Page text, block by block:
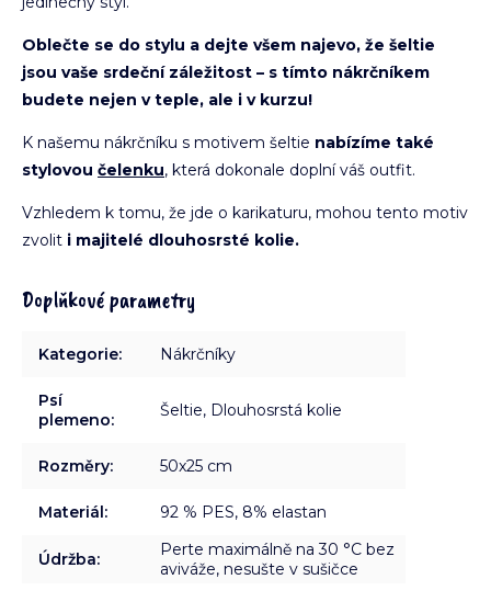
Oblečte se do stylu a dejte všem najevo, že šeltie
jsou vaše srdeční záležitost – s tímto nákrčníkem
budete nejen v teple, ale i v kurzu!
K našemu nákrčníku s motivem šeltie nabízíme také
stylovou čelenku, která dokonale doplní váš outfit.
Vzhledem k tomu, že jde o karikaturu, mohou tento motiv
zvolit i majitelé dlouhosrsté kolie.
Doplňkové parametry
Kategorie: Nákrčníky
Psí
plemeno: Šeltie, Dlouhosrstá kolie
Rozměry: 50x25 cm
Materiál: 92 % PES, 8% elastan
Údržba:
Perte maximálně na 30 °C bez
aviváže, nesušte v sušičce